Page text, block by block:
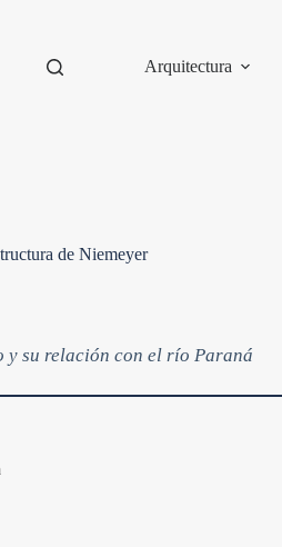
Arquitectura
de Niemeyer
su relación con el río Paraná